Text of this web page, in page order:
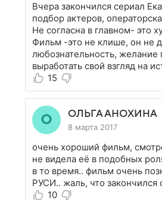
Вчера закончился сериал
подбор актеров,
Не согласна в главном- это
Фильм -это не клише, он не
любознательность, желание
выработать свой взгляд на
15
ОЛЬГА АНОХИНА
8 марта 2017
очень хороший фильм,
не видела её в подобных
в то время.. фильм очень
РУСИ.. жаль, что
10